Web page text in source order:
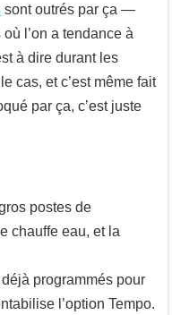
sont outrés par ça —
l’on a tendance à
à dire durant les
cas, et c’est même fait
par ça, c’est juste
postes de
chauffe eau, et la
programmés pour
l’option Tempo.